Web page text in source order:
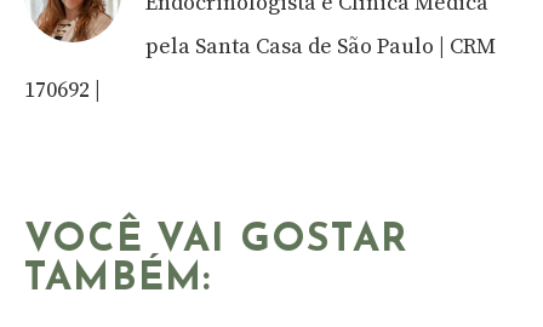
pela Santa Casa de São Paulo | CRM
170692 |
VOCÊ VAI GOSTAR
TAMBÉM: